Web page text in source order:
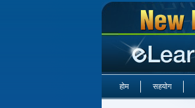
होम सहयोग